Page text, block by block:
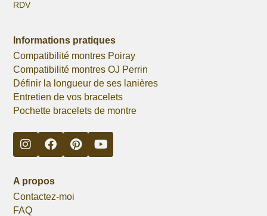
RDV
Informations pratiques
Compatibilité montres Poiray
Compatibilité montres OJ Perrin
Définir la longueur de ses lanières
Entretien de vos bracelets
Pochette bracelets de montre
A propos
Contactez-moi
FAQ